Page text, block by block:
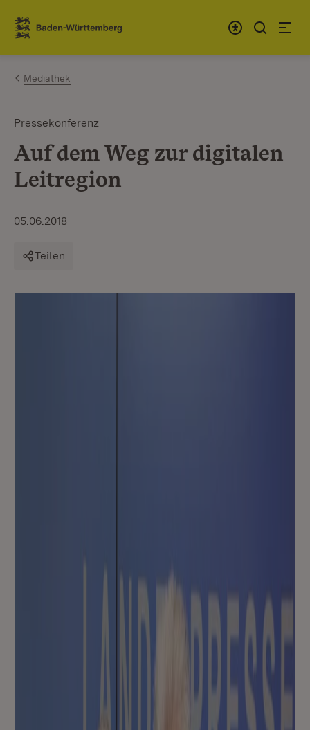
Zum Inhalt springen
Link zur Startseite
Mediathek
Pressekonferenz
Auf dem Weg zur digitalen
Leitregion
05.06.2018
Teilen